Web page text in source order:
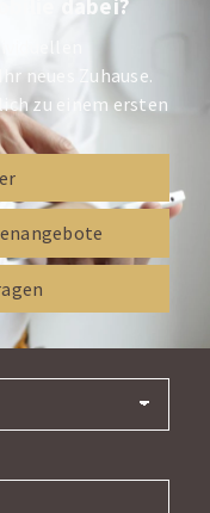
dabei?
neues Zuhause.
zu einem ersten